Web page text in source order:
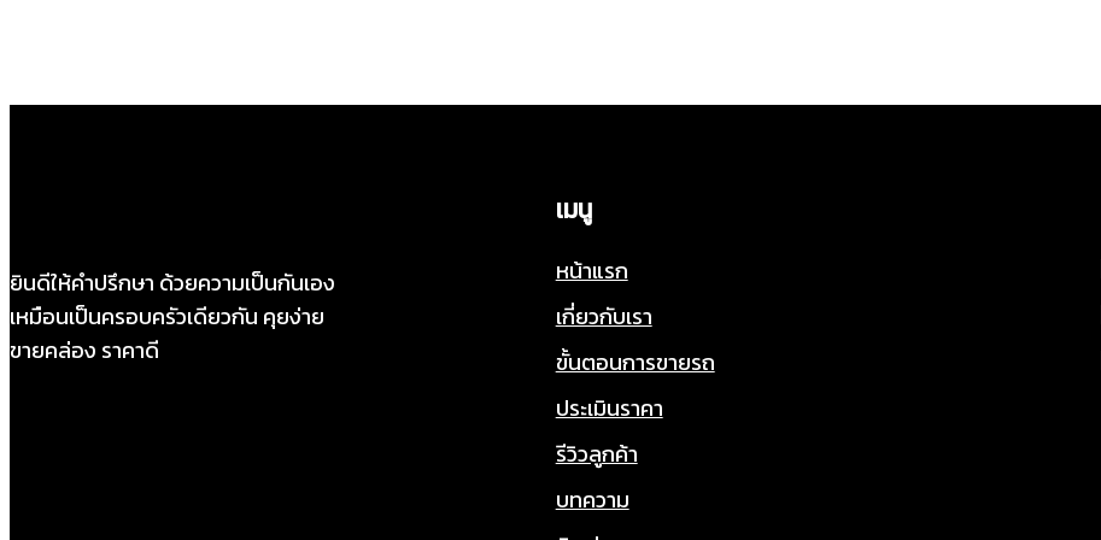
ยินดีให้คำปรึกษา ด้วยความเป็นกันเอง
เหมือนเป็นครอบครัวเดียวกัน คุยง่าย
ขายคล่อง ราคาดี
เมนู
หน้าแรก
เกี่ยวกับเรา
ขั้นตอนการขายรถ
ประเมินราคา
รีวิวลูกค้า
บทความ